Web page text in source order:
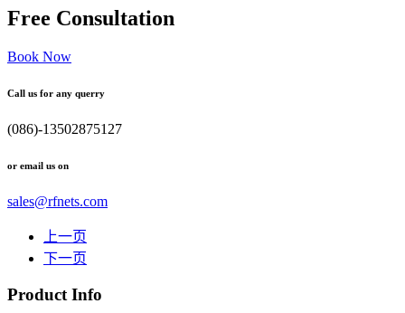
Free Consultation
Book Now
Call us for any querry
(086)-13502875127
or email us on
sales@rfnets.com
上一页
下一页
Product Info